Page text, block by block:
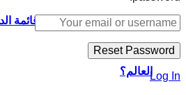
لماذا تحتل 6 دول إفريقية
العالم؟Log In